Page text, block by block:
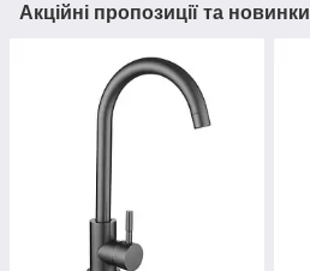
Акційні пропозиції та новинки